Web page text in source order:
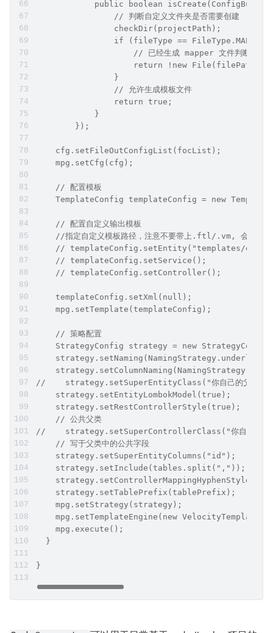
public boolean
                // 判断自定义文件夹是否需要创建
                checkDir(projectPath);
if (fileType == FileType.MAPPER)
// 已经生成 mapper 文件判断存在
return !new
                }
                // 允许生成模板文件
                return true;
            }
        });
    cfg.setFileOutConfigList(focList);
    mpg.setCfg(cfg);
    // 配置模板
TemplateConfig templateConfig = new
    // 配置自定义输出模板
//指定自定义模板路径，注意不要带上.ftl/.vm, 会根据使
// templateConfig.setEntity("templates/
    // templateConfig.setService();
    // templateConfig.setController();
    templateConfig.setXml(null);
    mpg.setTemplate(templateConfig);
    // 策略配置
StrategyConfig strategy = new
//    strategy.setSuperEntityClass("你自己的父类实体
    strategy.setEntityLombokModel(true);
    strategy.setRestControllerStyle(true);
    // 公共父类
//    strategy.setSuperControllerClass("你自己的父类
    // 写于父类中的公共字段
    strategy.setSuperEntityColumns("id");
    strategy.setInclude(tables.split(","));
    strategy.setTablePrefix(tablePrefix);
    mpg.setStrategy(strategy);
mpg.setTemplateEngine(new
    mpg.execute();
  }
}